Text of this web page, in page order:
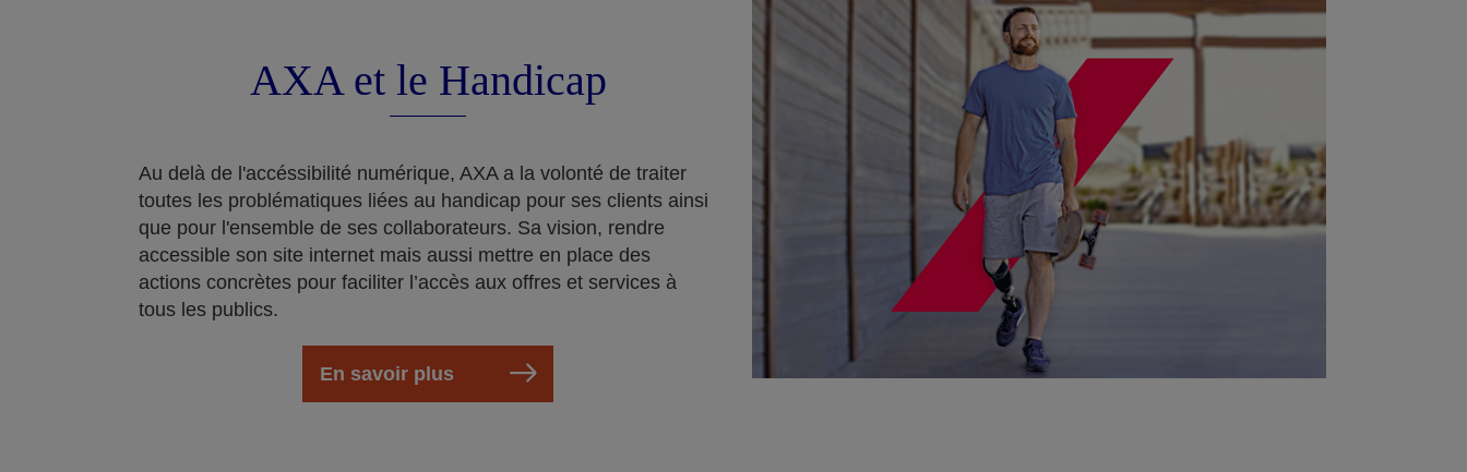
AXA et le Handicap
Au delà de l'accéssibilité numérique, AXA a la volonté de traiter
toutes les problématiques liées au handicap pour ses clients ainsi
que pour l'ensemble de ses collaborateurs. Sa vision, rendre
accessible son site internet mais aussi mettre en place des
actions concrètes pour faciliter l’accès aux offres et services à
tous les publics.
En savoir plus